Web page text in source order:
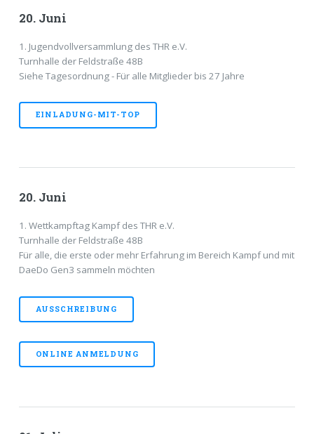
20. Juni
1. Jugendvollversammlung des THR e.V.
Turnhalle der Feldstraße 48B
Siehe Tagesordnung - Für alle Mitglieder bis 27 Jahre
EINLADUNG-MIT-TOP
20. Juni
1. Wettkampftag Kampf des THR e.V.
Turnhalle der Feldstraße 48B
Für alle, die erste oder mehr Erfahrung im Bereich Kampf und mit
DaeDo Gen3 sammeln möchten
AUSSCHREIBUNG
ONLINE ANMELDUNG